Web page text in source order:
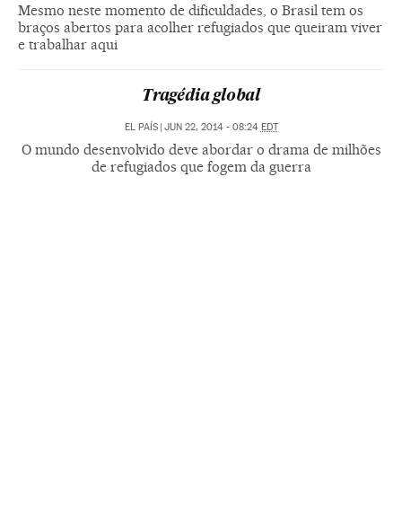
Mesmo neste momento de dificuldades, o Brasil tem os
braços abertos para acolher refugiados que queiram viver
e trabalhar aqui
Tragédia global
EL PAÍS | JUN 22, 2014 - 08:24 EDT
O mundo desenvolvido deve abordar o drama de milhões
de refugiados que fogem da guerra